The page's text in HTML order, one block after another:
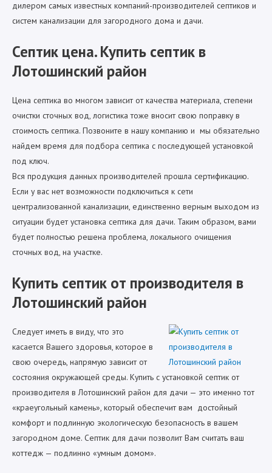
дилером самых известных компаний-производителей септиков и
систем канализации для загородного дома и дачи.
Септик цена. Купить септик в
Лотошинский район
Цена септика во многом зависит от качества материала, степени
очистки сточных вод, логистика тоже вносит свою поправку в
стоимость септика. Позвоните в нашу компанию и мы обязательно
найдем время для подбора септика с последующей установкой
под ключ.
Вся продукция данных производителей прошла сертификацию.
Если у вас нет возможности подключиться к сети
централизованной канализации, единственно верным выходом из
ситуации будет установка септика для дачи. Таким образом, вами
будет полностью решена проблема, локального очищения
сточных вод, на участке.
Купить септик от производителя в
Лотошинский район
Следует иметь в виду, что это
касается Вашего здоровья, которое в
свою очередь, напрямую зависит от
состояния окружающей среды. Купить с установкой септик от
производителя в Лотошинский район для дачи — это именно тот
«краеугольный камень», который обеспечит вам достойный
комфорт и подлинную экологическую безопасность в вашем
загородном доме. Септик для дачи позволит Вам считать ваш
коттедж — подлинно «умным домом».